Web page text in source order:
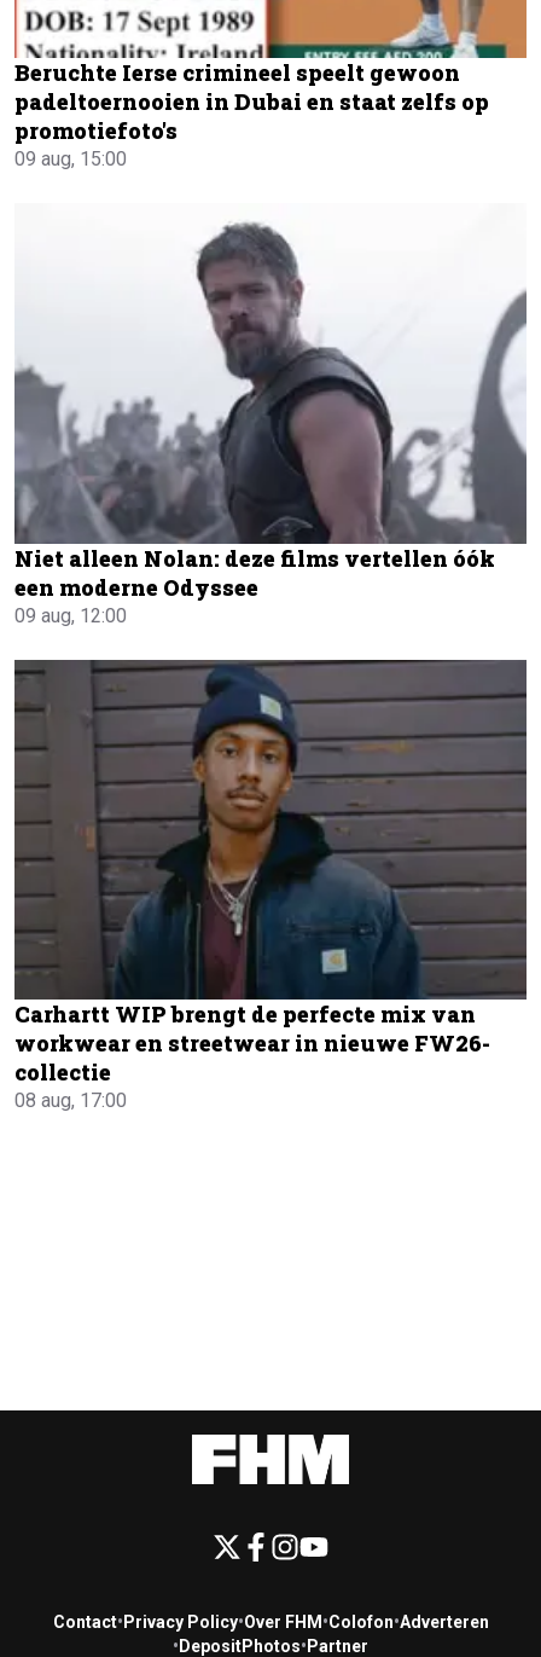
Beruchte Ierse crimineel speelt gewoon
padeltoernooien in Dubai en staat zelfs op
promotiefoto's
09 aug, 15:00
Niet alleen Nolan: deze films vertellen óók
een moderne Odyssee
09 aug, 12:00
Carhartt WIP brengt de perfecte mix van
workwear en streetwear in nieuwe FW26-
collectie
08 aug, 17:00
Contact• Privacy Policy•Over FHM •Colofon•Adverteren
• DepositPhotos• Partner